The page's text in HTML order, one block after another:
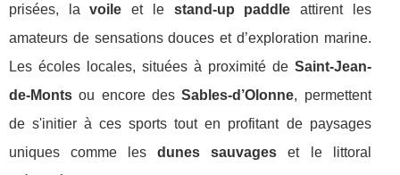
prisées, lavoile et le stand-up paddle attirent les
amateurs de sensations douces et d’exploration marine.
Les écoles locales, situées à proximité de Saint-Jean-
de-Monts ou encore desSables-d’Olonne, permettent
de s'initier à ces sports tout en profitant de paysages
uniques comme lesdunes sauvages et le littoral